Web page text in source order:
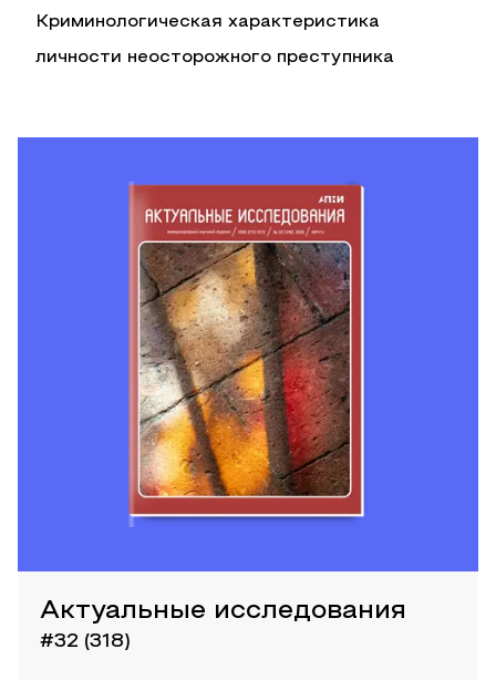
Криминологическая характеристика
личности неосторожного преступника
Актуальные исследования
#32 (318)